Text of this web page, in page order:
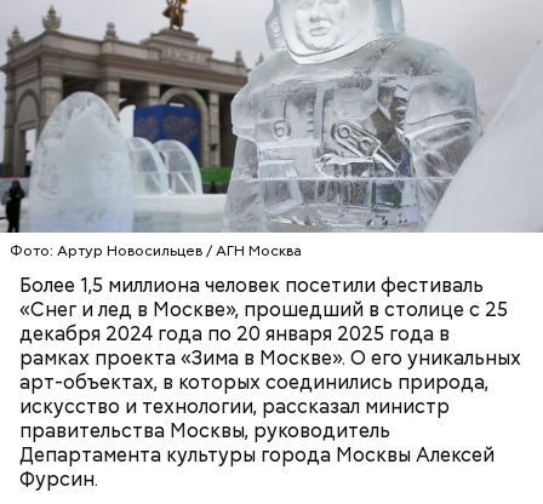
Фото: Артур Новосильцев / АГН Москва
Более 1,5 миллиона человек посетили фестиваль
«Снег и лед в Москве», прошедший в столице с 25
декабря 2024 года по 20 января 2025 года в
рамках проекта «Зима в Москве». О его уникальных
арт-объектах, в которых соединились природа,
искусство и технологии, рассказал министр
правительства Москвы, руководитель
Департамента культуры города Москвы Алексей
Фурсин.
Где проходит
«Кинематографическая лужа»:
Большой Гнездниковский переулок
московское отделение газеты «Накануне», работал
Михаил Булгаков. Кстати, этот дом упоминается в
сборнике писателя «Дьяволиада» и очерке «Сорок
сороков».